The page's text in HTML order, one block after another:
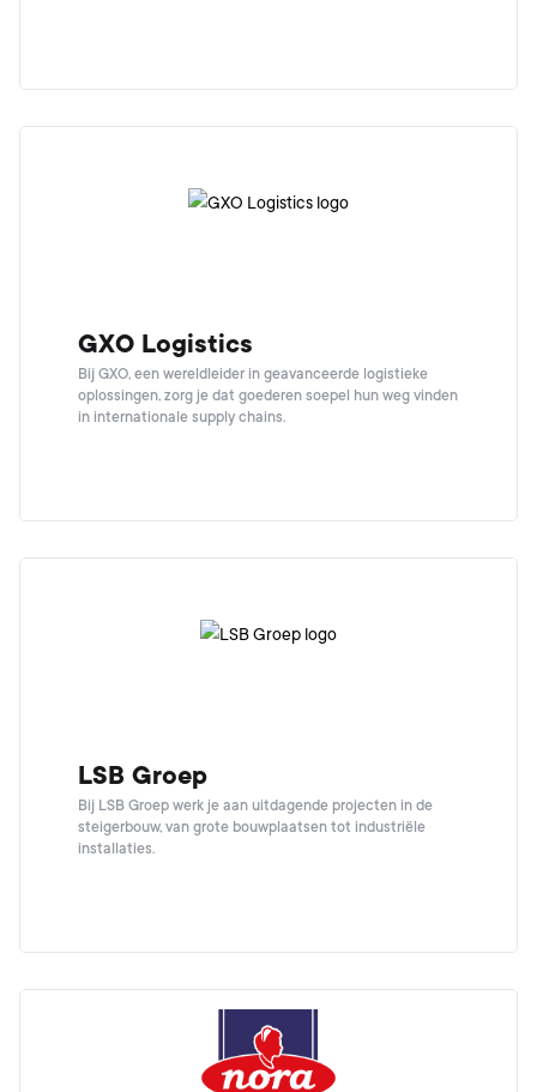
GXO Logistics
Bij GXO, een wereldleider in geavanceerde logistieke
oplossingen, zorg je dat goederen soepel hun weg vinden
in internationale supply chains.
LSB Groep
Bij LSB Groep werk je aan uitdagende projecten in de
steigerbouw, van grote bouwplaatsen tot industriële
installaties.